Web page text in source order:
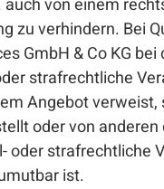
zu verhindern. Bei
GmbH & Co KG
strafrechtliche
Angebot
oder von
oder
ist.